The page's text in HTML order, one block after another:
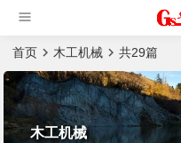
|猫抓板
自
首页 木工机械 共29篇
木工机械